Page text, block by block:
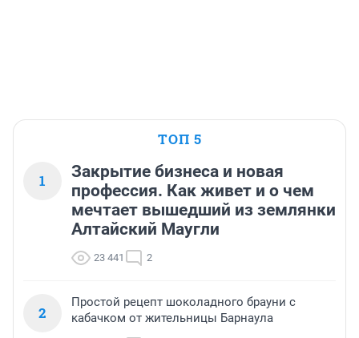
ТОП 5
1
Закрытие бизнеса и новая
профессия. Как живет и о чем
мечтает вышедший из землянки
Алтайский Маугли
23 441 2
2
Простой рецепт шоколадного брауни с
кабачком от жительницы Барнаула